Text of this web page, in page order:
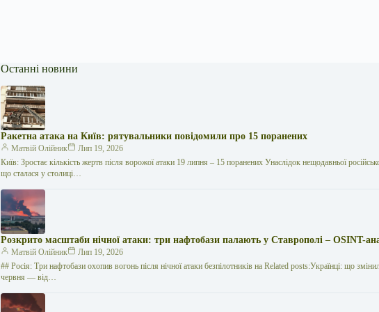
Останні новини
Ракетна атака на Київ: рятувальники повідомили про 15 поранених
Матвій Олійник
Лип 19, 2026
Київ: Зростає кількість жертв після ворожої атаки 19 липня – 15 поранених Унаслідок нещодавньої
що сталася у столиці…
Розкрито масштаби нічної атаки: три нафтобази палають у Ставрополі – OSINT-
Матвій Олійник
Лип 19, 2026
## Росія: Три нафтобази охопив вогонь після нічної атаки безпілотників на Related posts:Українці: що
червня — від…